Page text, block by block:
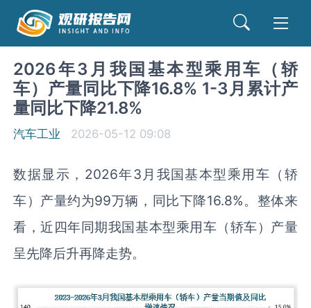
2026年3月我国基本型乘用车（轿
车）产量同比下降16.8% 1-3月累计产
量同比下降21.8%
汽车工业 2026-05-12 09:08
数据显示，2026年3月我国基本型乘用车（轿
车）产量约为99万辆，同比下降16.8%。整体来
看，近四年同期我国基本型乘用车（轿车）产量
呈先降后升再降走势。